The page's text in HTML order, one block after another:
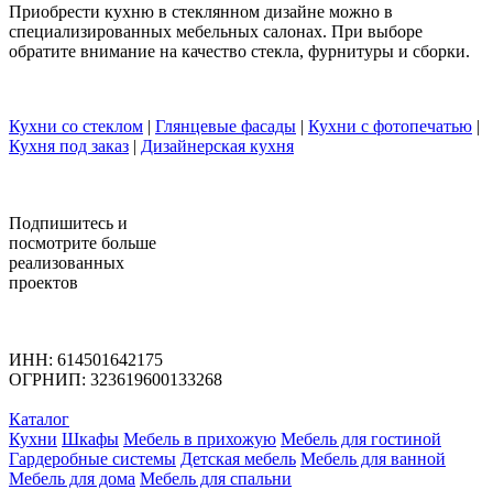
Приобрести кухню в стеклянном дизайне можно в
специализированных мебельных салонах. При выборе
обратите внимание на качество стекла, фурнитуры и сборки.
Кухни со стеклом | Глянцевые фасады | Кухни с фотопечатью |
Кухня под заказ | Дизайнерская кухня
Подпишитесь и
посмотрите больше
реализованных
проектов
ИНН: 614501642175
ОГРНИП: 323619600133268
Каталог
Кухни Шкафы Мебель в прихожую Мебель для гостиной
Гардеробные системы Детская мебель Мебель для ванной
Мебель для дома Мебель для спальни